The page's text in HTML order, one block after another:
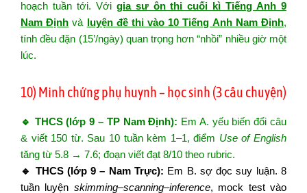
hoạch tuần tới. Với gia sư ôn thi cuối kì Tiếng Anh 9
Nam Định và luyện đề thi vào 10 Tiếng Anh Nam Định,
tính đều đặn (15’/ngày) quan trọng hơn “nhồi” nhiều giờ một
lúc.
10) Minh chứng phụ huynh – học sinh (3 câu chuyện)
🔹 THCS (lớp 9 – TP Nam Định): Em A. yếu biến đổi câu
& viết 150 từ. Sau 10 tuần kèm 1–1, điểm Use of English
tăng từ 5.8 → 7.6; đoạn viết đạt 8/10 theo rubric.
🔹 THCS (lớp 9 – Nam Trực): Em B. sợ đọc suy luận. 8
tuần luyện skimming–scanning–inference, mock test vào